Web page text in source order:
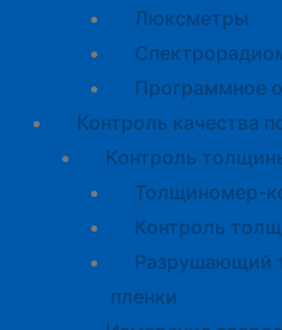
Люксметры
Программное
Контроль качества
Контроль
Толщиномер-
Контроль
Разрушающий
пленки